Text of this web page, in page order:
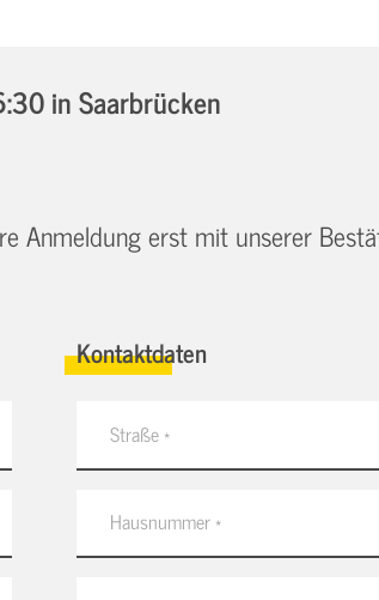
in Saarbrücken
Anmeldung erst mit unserer
Kontaktdaten